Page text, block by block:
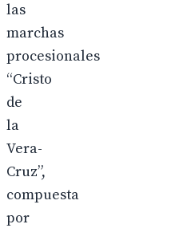
las
marchas
procesionales
“Cristo
de
la
Vera-
Cruz”,
compuesta
por